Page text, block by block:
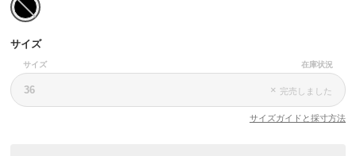
サイズ
サイズ 在庫状況
36 × 完売しました
サイズガイドと採寸方法